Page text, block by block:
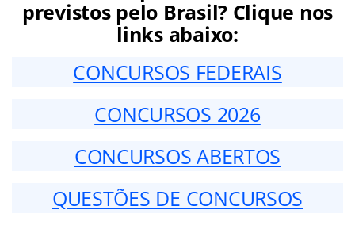
previstos pelo Brasil? Clique nos
links abaixo:
CONCURSOS FEDERAIS
CONCURSOS 2026
CONCURSOS ABERTOS
QUESTÕES DE CONCURSOS